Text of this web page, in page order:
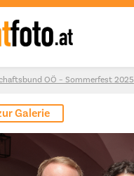
OÖ – Sommerfest 2025
Galerie